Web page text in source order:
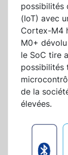
possibilités
(IoT) avec
Cortex-M4
M0+
le SoC tire
possibilités
de la
élevées.